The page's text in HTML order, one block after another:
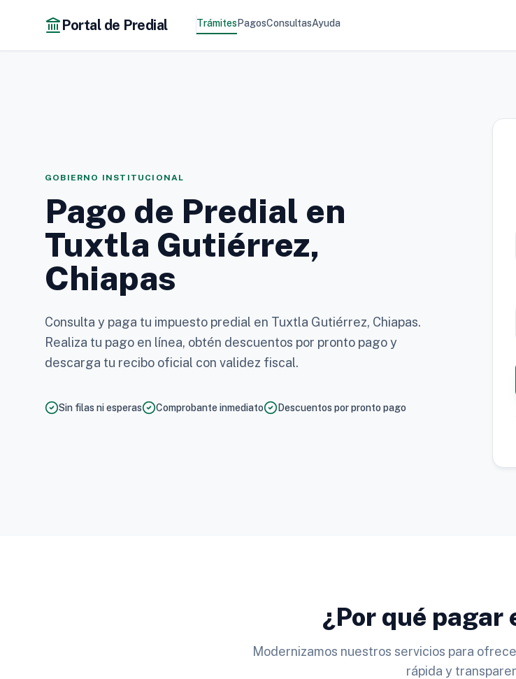
Portal de Predial TrámitesPagosConsultasAyuda
GOBIERNO INSTITUCIONAL
Pago de Predial en
Tuxtla Gutiérrez,
Chiapas
Consulta y paga tu impuesto predial en Tuxtla Gutiérrez, Chiapas.
Realiza tu pago en línea, obtén descuentos por pronto pago y
descarga tu recibo oficial con validez fiscal.
Sin filas ni esperas Comprobante inmediato Descuentos por pronto pago
¿Por qué pagar
Modernizamos nuestros servicios para
rápida y